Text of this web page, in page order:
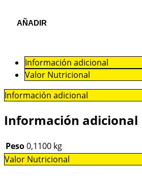
AÑADIR
Información adicional
Valor Nutricional
Información adicional
Información adicional
Peso0,1100 kg
Valor Nutricional